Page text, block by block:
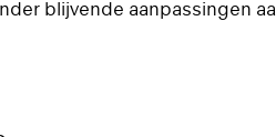
blijvende aanpassingen